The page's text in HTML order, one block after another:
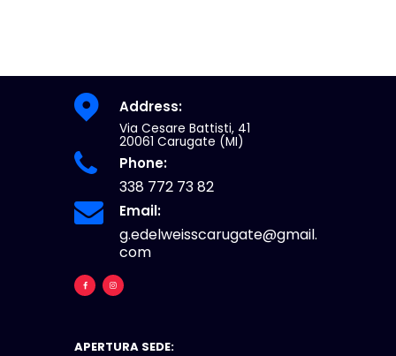
Address:
Via Cesare Battisti, 41
20061 Carugate (MI)
Phone:
338 772 73 82
Email:
g.edelweisscarugate@gmail.
com
APERTURA SEDE: